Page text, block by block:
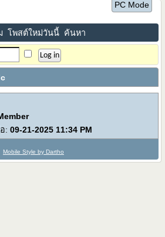
PC Mode
โพสต์ใหม่วันนี้ ค้นหา
: 09-21-2025 11:34 PM
Mobile Style by Dartho